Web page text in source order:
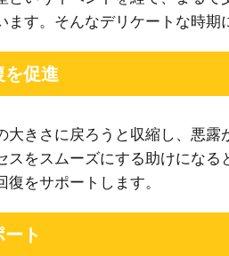
ます。そんなデリケートな時期
を促進
大きさに戻ろうと収縮し、悪
スをスムーズにする助けにな
をサポートします。
ト